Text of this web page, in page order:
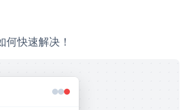
快速解决！